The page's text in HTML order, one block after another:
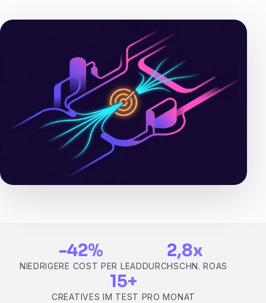
-42%
NIEDRIGERE COST PER LEAD
2,8x
DURCHSCHN. ROAS
15+
CREATIVES IM TEST PRO MONAT